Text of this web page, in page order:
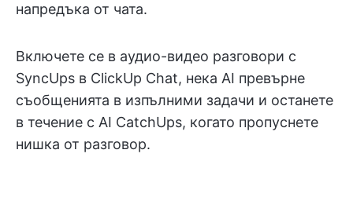
напредъка от чата.
Включете се в аудио-видео разговори с
SyncUps в ClickUp Chat, нека AI превърне
съобщенията в изпълними задачи и останете
в течение с AI CatchUps, когато пропуснете
нишка от разговор.